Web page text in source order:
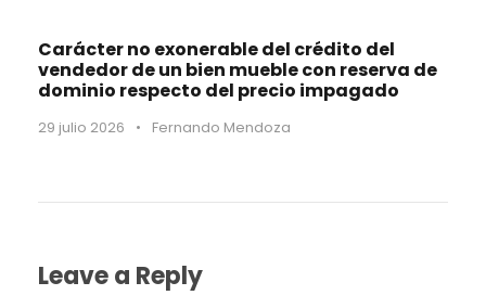
Carácter no exonerable del crédito del
vendedor de un bien mueble con reserva de
dominio respecto del precio impagado
29 julio 2026 • Fernando Mendoza
Leave a Reply